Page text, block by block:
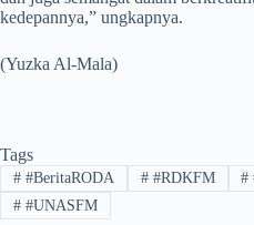
kedepannya,” ungkapnya.
(Yuzka Al-Mala)
Tags
##BeritaRODA ##RDKFM #
##UNASFM